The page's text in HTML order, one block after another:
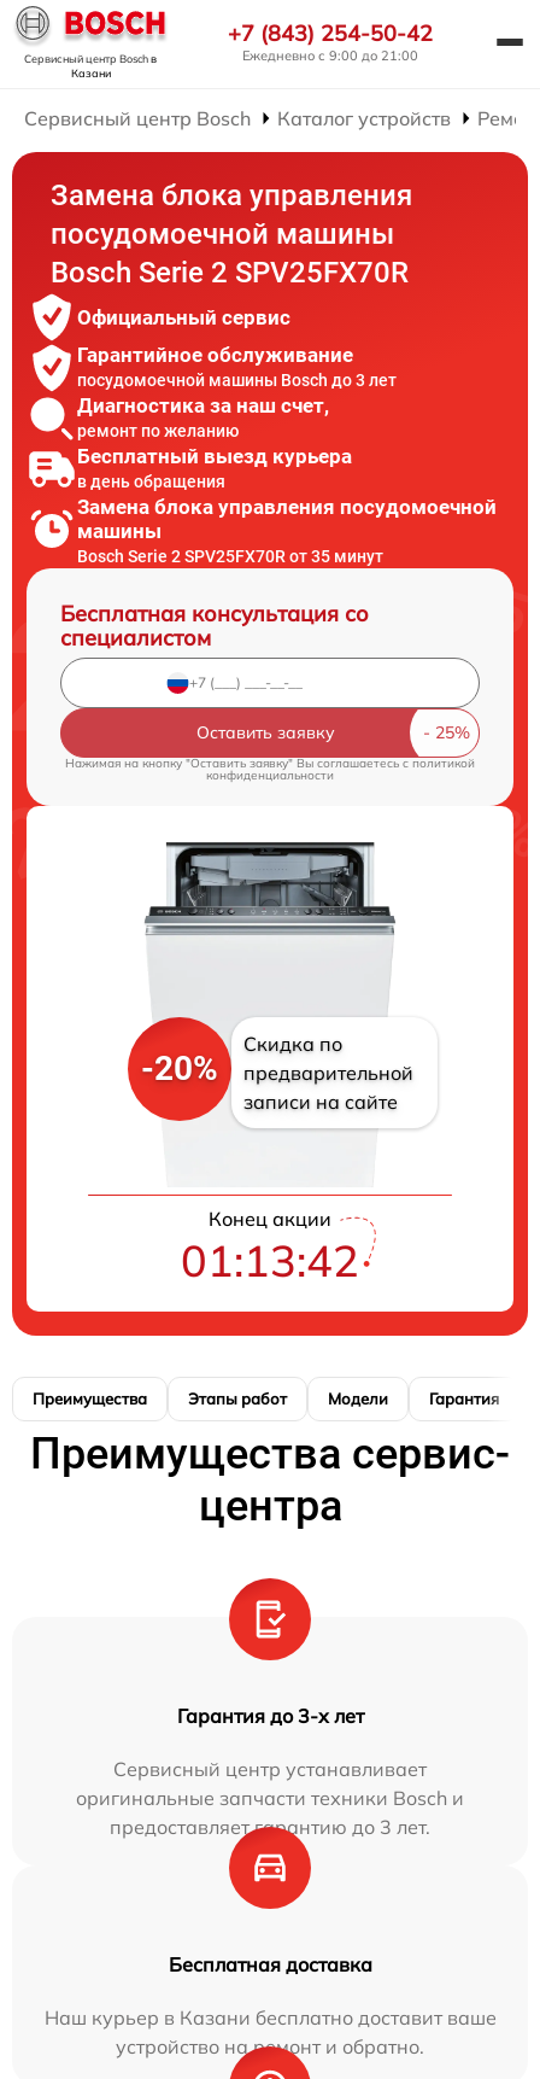
Сервисный центр Boschв
Казани
+7 (843) 254-50-42
Ежедневно с 9:00 до 21:00
Сервисный центр Bosch Каталог устройств
Замена блока управления
посудомоечной машины
Bosch Serie 2 SPV25FX70R
Официальный сервис
Гарантийное обслуживание
посудомоечной машины Bosch до 3 лет
Диагностика за наш счет,
ремонт по желанию
Бесплатный выезд курьера
в день обращения
Замена блока управления посудомоечной
машины
Bosch Serie 2 SPV25FX70R от 35 минут
Бесплатная консультация со
специалистом
Оставить заявку
Нажимая на кнопку "Оставить заявку" Вы соглашаетесь cполитикой
конфиденциальности
-20%
Скидка по
предварительной
записи на сайте
Конец акции
01:13:41
Преимущества Этапы работ Модели Гарантия
Преимущества сервис-
центра
Гарантия до 3-х лет
Сервисный центр устанавливает
оригинальные запчасти техники Bosch и
предоставляет гарантию до 3 лет.
Бесплатная доставка
Наш курьер в Казани бесплатно доставит ваше
устройство на ремонт и обратно.